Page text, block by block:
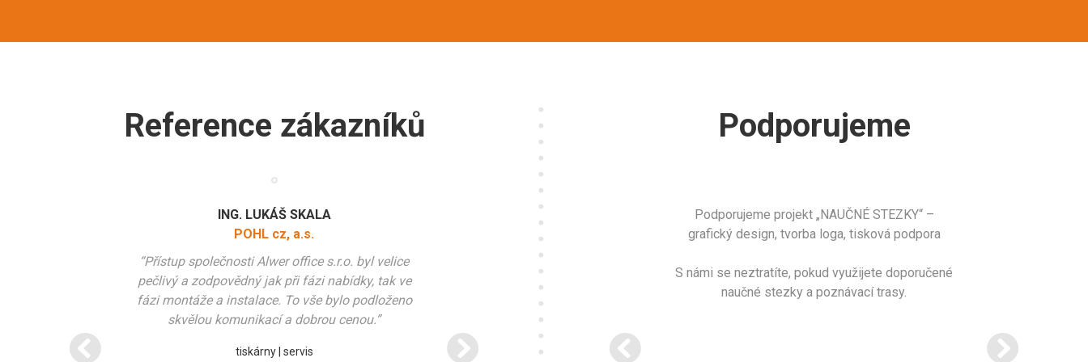
Reference zákazníků
ING. LUKÁŠ SKALA
POHL cz, a.s.
“Přístup společnosti Alwer office s.r.o. byl velice
pečlivý a zodpovědný jak při fázi nabídky, tak ve
fázi montáže a instalace. To vše bylo podloženo
skvělou komunikací a dobrou cenou.”
tiskárny | servis
ONDŘEJ MUSIL
GOLDBECK Bau s.r.o.
osobní přístup, celkově velká vstřícnost a celková
spokojenost.”
servisní smlouva | dodávka strojů
Podporujeme
STRONGMAN Kolín
Dne 1.6.2019 jsme se zúčastnili akce
STRONGMAN v Kolíně, kde jsme uspořádali pro
malé STRONGMANy několik soutěží u příležitosti
dětského dne.
Podporujeme projekt „NAUČNÉ STEZKY“ –
grafický design, tvorba loga, tisková podpora
S námi se neztratíte, pokud využijete doporučené
naučné stezky a poznávací trasy.